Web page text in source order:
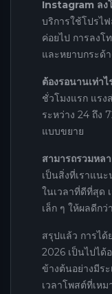
Instagram ลง
บริการใช้โปรไ
ค่อยไป การลงโ
และหยาบกระด้
ต้องรอนานเท่าไ
ชั่วโมงแรก แร
ระหว่าง 24 ถึง
แบบขยาย
สามารถรวมหล
เป็นสิ่งที่เราแน
ในเวลาที่ดีที่สุด
เล็ก ๆ ให้ผลดีก
สรุปแล้ว การไ
2026 เป็นไปไ
ข้างต้นอย่างมีร
เวลาโพสต์ที่เห